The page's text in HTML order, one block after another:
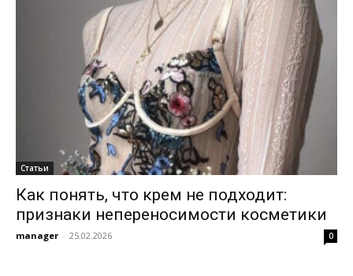
Статьи
Как понять, что крем не подходит:
признаки непереносимости косметики
manager - 25.02.2026 0